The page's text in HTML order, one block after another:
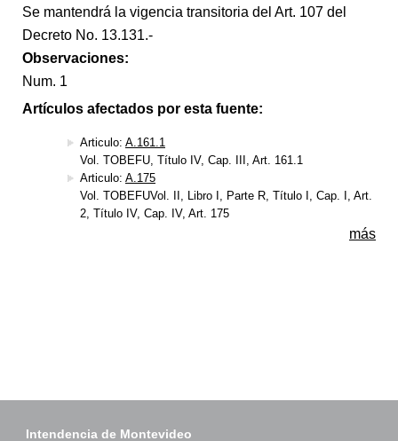
Se mantendrá la vigencia transitoria del Art. 107 del
Decreto No. 13.131.-
Observaciones:
Num. 1
Artículos afectados por esta fuente:
Articulo: A.161.1
Vol. TOBEFU, Título IV, Cap. III, Art. 161.1
Articulo: A.175
Vol. TOBEFUVol. II, Libro I, Parte R, Título I, Cap. I, Art.
2, Título IV, Cap. IV, Art. 175
más
Intendencia de Montevideo